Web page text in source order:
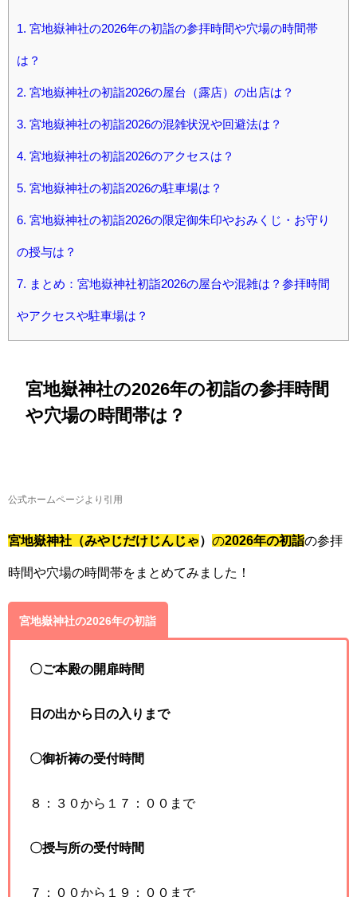
1. 宮地嶽神社の2026年の初詣の参拝時間や穴場の時間帯
は？
2. 宮地嶽神社の初詣2026の屋台（露店）の出店は？
3. 宮地嶽神社の初詣2026の混雑状況や回避法は？
4. 宮地嶽神社の初詣2026のアクセスは？
5. 宮地嶽神社の初詣2026の駐車場は？
6. 宮地嶽神社の初詣2026の限定御朱印やおみくじ・お守り
の授与は？
7. まとめ：宮地嶽神社初詣2026の屋台や混雑は？参拝時間
やアクセスや駐車場は？
宮地嶽神社の2026年の初詣の参拝時間
や穴場の時間帯は？
公式ホームページより引用
宮地嶽神社 （みやじだけじんじゃ） の2026年の初詣の参拝
時間や穴場の時間帯をまとめてみました！
宮地嶽神社の2026年の初詣
〇ご本殿の開扉時間
日の出から日の入りまで
〇御祈祷の受付時間
８：３０から１７：００まで
〇授与所の受付時間
７：００から１９：００まで